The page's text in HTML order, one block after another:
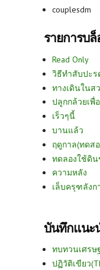
couplesdm
รายการบ
Read Only
วิธีทำสับปะร
ทางเดินในส
ปลูกกล้วยเพื่
เร็วๆนี้
บานแล้ว
ฤดูกาล(ทดส
ทดลองใช้ดิน
ความหลัง
เล็บครุฑลังก
บันทึกแนะ
ทบทวนเศรษ
ปฏิวัติเขียว